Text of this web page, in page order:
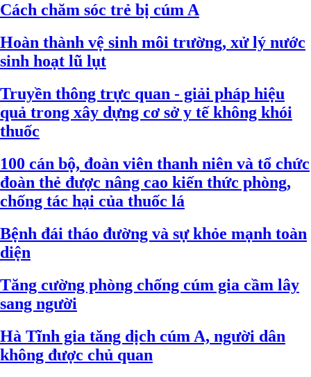
Cách chăm sóc trẻ bị cúm A
Hoàn thành vệ sinh môi trường, xử lý nước
sinh hoạt lũ lụt
Truyền thông trực quan - giải pháp hiệu
quả trong xây dựng cơ sở y tế không khói
thuốc
100 cán bộ, đoàn viên thanh niên và tổ chức
đoàn thẻ được nâng cao kiến thức phòng,
chống tác hại của thuốc lá
Bệnh đái tháo đường và sự khỏe mạnh toàn
diện
Tăng cường phòng chống cúm gia cầm lây
sang người
Hà Tĩnh gia tăng dịch cúm A, người dân
không được chủ quan